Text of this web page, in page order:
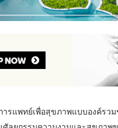
แพทย์เพื่อสุขภาพแบบองค์รว